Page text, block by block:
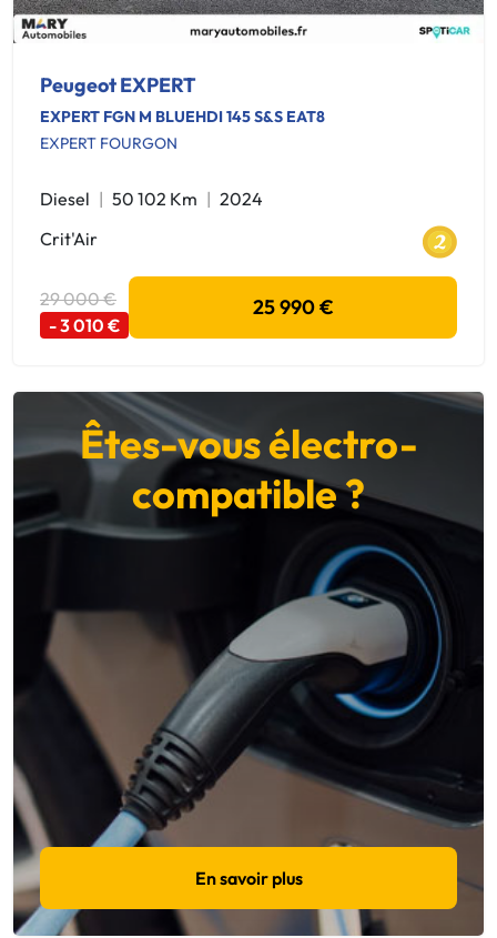
Peugeot EXPERT
EXPERT FGN M BLUEHDI 145 S&S EAT8
EXPERT FOURGON
Diesel 50 102 Km
2024
Crit'Air
29 000 €
- 3 010 €
25 990 €
Êtes-vous électro-
compatible ?
En savoir plus